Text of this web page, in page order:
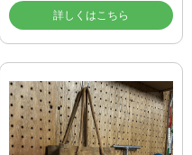
詳しくはこちら